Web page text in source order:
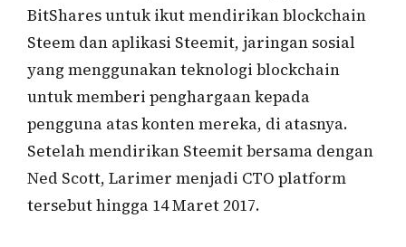
BitShares untuk ikut mendirikan blockchain
Steem dan aplikasi Steemit, jaringan sosial
yang menggunakan teknologi blockchain
untuk memberi penghargaan kepada
pengguna atas konten mereka, di atasnya.
Setelah mendirikan Steemit bersama dengan
Ned Scott, Larimer menjadi CTO platform
tersebut hingga 14 Maret 2017.